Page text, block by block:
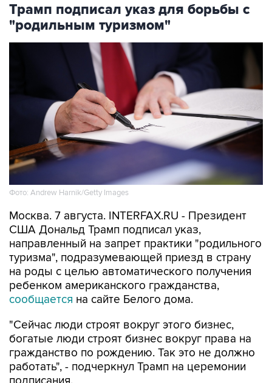
Трамп подписал указ для борьбы с
"родильным туризмом"
Фото: Andrew Harnik/Getty Images
Москва. 7 августа. INTERFAX.RU - Президент
США Дональд Трамп подписал указ,
направленный на запрет практики "родильного
туризма", подразумевающей приезд в страну
на роды с целью автоматического получения
ребенком американского гражданства,
сообщается на сайте Белого дома.
"Сейчас люди строят вокруг этого бизнес,
богатые люди строят бизнес вокруг права на
гражданство по рождению. Так это не должно
работать", - подчеркнул Трамп на церемонии